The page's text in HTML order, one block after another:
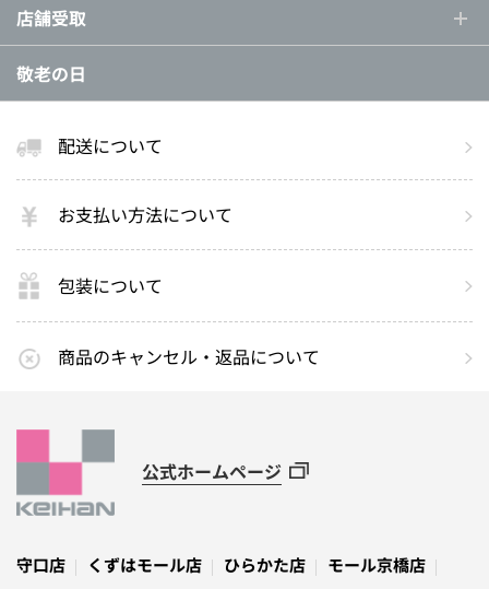
店舗受取
敬老の日
配送について
お支払い方法について
包装について
商品のキャンセル・返品について
公式ホームページ
守口店 くずはモール店 ひらかた店
モール京橋店